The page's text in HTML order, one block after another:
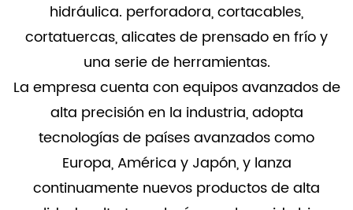
hidráulica. perforadora, cortacables,
cortatuercas, alicates de prensado en frío y
una serie de herramientas.
La empresa cuenta con equipos avanzados de
alta precisión en la industria, adopta
tecnologías de países avanzados como
Europa, América y Japón, y lanza
continuamente nuevos productos de alta